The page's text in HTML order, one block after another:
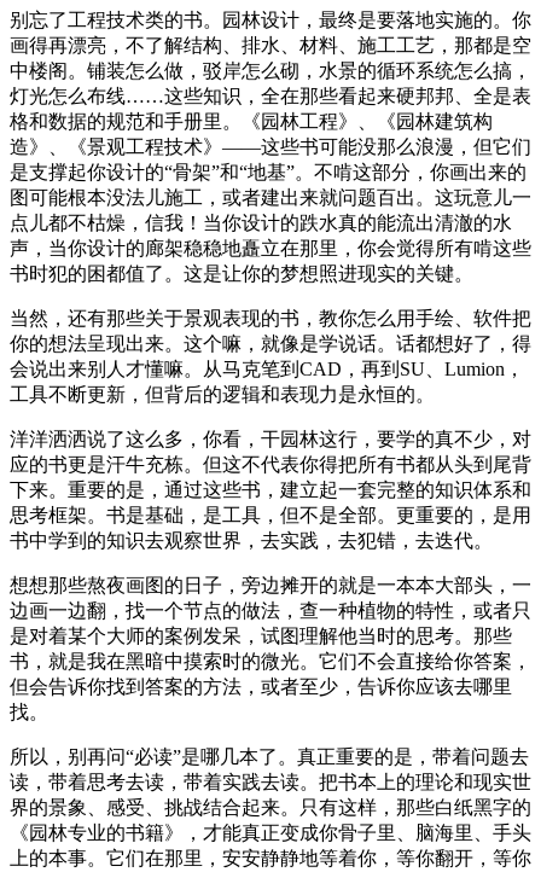
别忘了工程技术类的书。园林设计，最终是要落地实施的。你
画得再漂亮，不了解结构、排水、材料、施工工艺，那都是空
中楼阁。铺装怎么做，驳岸怎么砌，水景的循环系统怎么搞，
灯光怎么布线……这些知识，全在那些看起来硬邦邦、全是表
格和数据的规范和手册里。《园林工程》、《园林建筑构
造》、《景观工程技术》——这些书可能没那么浪漫，但它们
是支撑起你设计的“骨架”和“地基”。不啃这部分，你画出来的
图可能根本没法儿施工，或者建出来就问题百出。这玩意儿一
点儿都不枯燥，信我！当你设计的跌水真的能流出清澈的水
声，当你设计的廊架稳稳地矗立在那里，你会觉得所有啃这些
书时犯的困都值了。这是让你的梦想照进现实的关键。
当然，还有那些关于景观表现的书，教你怎么用手绘、软件把
你的想法呈现出来。这个嘛，就像是学说话。话都想好了，得
会说出来别人才懂嘛。从马克笔到CAD，再到SU、Lumion，
工具不断更新，但背后的逻辑和表现力是永恒的。
洋洋洒洒说了这么多，你看，干园林这行，要学的真不少，对
应的书更是汗牛充栋。但这不代表你得把所有书都从头到尾背
下来。重要的是，通过这些书，建立起一套完整的知识体系和
思考框架。书是基础，是工具，但不是全部。更重要的，是用
书中学到的知识去观察世界，去实践，去犯错，去迭代。
想想那些熬夜画图的日子，旁边摊开的就是一本本大部头，一
边画一边翻，找一个节点的做法，查一种植物的特性，或者只
是对着某个大师的案例发呆，试图理解他当时的思考。那些
书，就是我在黑暗中摸索时的微光。它们不会直接给你答案，
但会告诉你找到答案的方法，或者至少，告诉你应该去哪里
找。
所以，别再问“必读”是哪几本了。真正重要的是，带着问题去
读，带着思考去读，带着实践去读。把书本上的理论和现实世
界的景象、感受、挑战结合起来。只有这样，那些白纸黑字的
《园林专业的书籍》，才能真正变成你骨子里、脑海里、手头
上的本事。它们在那里，安安静静地等着你，等你翻开，等你